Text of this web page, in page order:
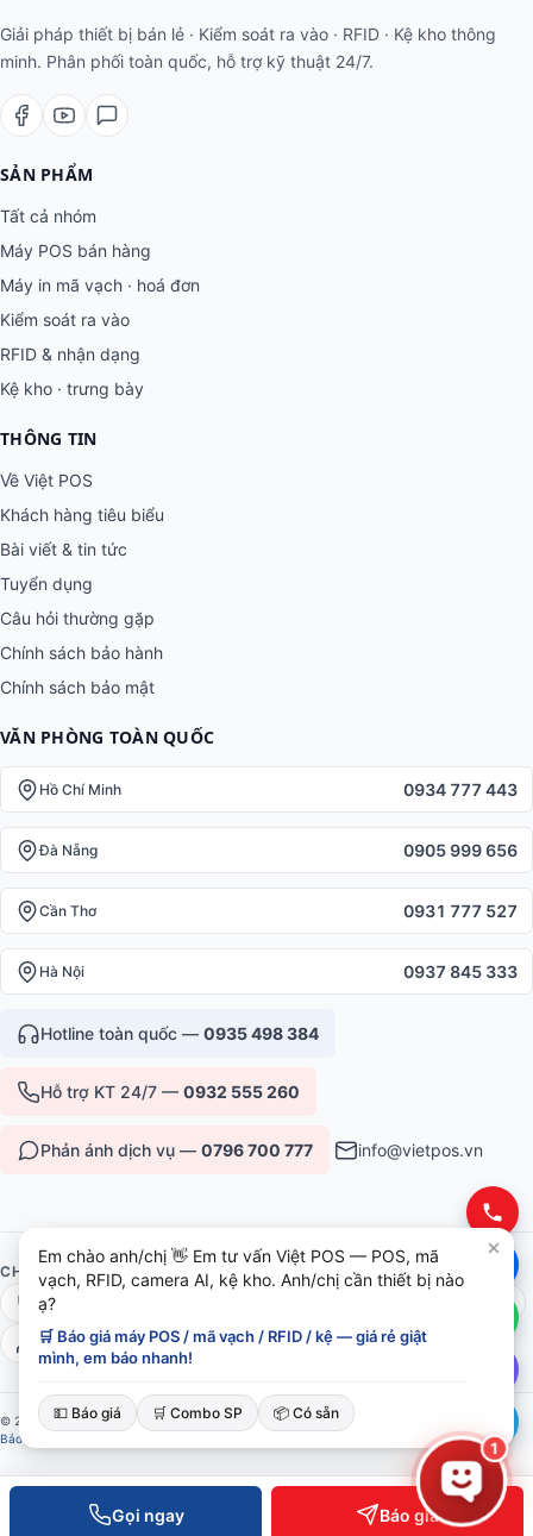
Gọi ngay Báo giá
Giải pháp thiết bị bán lẻ · Kiểm soát ra vào · RFID · Kệ kho thông
minh. Phân phối toàn quốc, hỗ trợ kỹ thuật 24/7.
SẢN PHẨM
Tất cả nhóm
Máy POS bán hàng
Máy in mã vạch · hoá đơn
Kiểm soát ra vào
RFID & nhận dạng
Kệ kho · trưng bày
THÔNG TIN
Về Việt POS
Khách hàng tiêu biểu
Bài viết & tin tức
Tuyển dụng
Câu hỏi thường gặp
Chính sách bảo hành
Chính sách bảo mật
VĂN PHÒNG TOÀN QUỐC
Hồ Chí Minh 0934 777 443
Đà Nẵng 0905 999 656
Cần Thơ 0931 777 527
Hà Nội 0937 845 333
Hotline toàn quốc — 0935 498 384
Hỗ trợ KT 24/7 — 0932 555 260
Phản ánh dịch vụ — 0796 700 777 info@vietpos.vn
CHỨNG NHẬN & UY TÍN
ISO 9001:2015
6+ năm phục vụ B2B
© 2026 Việt POS — Việt Đức Trí Group. Mọi quyền được bảo lưu.
Bảo mật
1
Em chào anh/chị 👋 Em tư vấn Việt POS — POS, mã
vạch, RFID, camera AI, kệ kho. Anh/chị cần thiết bị nào
ạ?
🛒 Báo giá máy POS / mã vạch / RFID / kệ — giá rẻ giật
mình, em báo nhanh!
💵 Báo giá 🛒 Combo SP 📦 Có sẵn